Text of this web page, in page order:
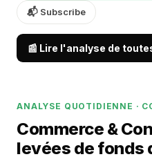
📬 Subscribe
📰 Lire l'analyse de
ANALYSE QUOTIDIENNE ·
Commerce &
levées de fonds